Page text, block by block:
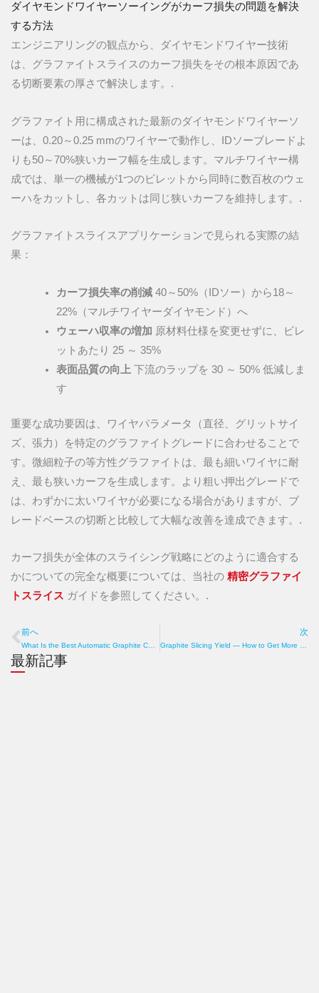
ダイヤモンドワイヤーソーイングがカーフ損失の問題を解決
する方法
エンジニアリングの観点から、ダイヤモンドワイヤー技術
は、グラファイトスライスのカーフ損失をその根本原因であ
る切断要素の厚さで解決します。.
グラファイト用に構成された最新のダイヤモンドワイヤーソ
ーは、0.20～0.25 mmのワイヤーで動作し、IDソーブレードよ
りも50～70%狭いカーフ幅を生成します。マルチワイヤー構
成では、単一の機械が1つのビレットから同時に数百枚のウェ
ーハをカットし、各カットは同じ狭いカーフを維持します。.
グラファイトスライスアプリケーションで見られる実際の結
果：
カーフ損失率の削減40～50%（IDソー）から18～
22%（マルチワイヤーダイヤモンド）へ
ウェーハ収率の増加 原材料仕様を変更せずに、ビレ
ットあたり 25 ～ 35%
表面品質の向上 下流のラップを 30 ～ 50% 低減しま
す
重要な成功要因は、ワイヤパラメータ（直径、グリットサイ
ズ、張力）を特定のグラファイトグレードに合わせることで
す。微細粒子の等方性グラファイトは、最も細いワイヤに耐
え、最も狭いカーフを生成します。より粗い押出グレードで
は、わずかに太いワイヤが必要になる場合がありますが、ブ
レードベースの切断と比較して大幅な改善を達成できます。.
カーフ損失が全体のスライシング戦略にどのように適合する
かについての完全な概要については、当社の 精密グラファイ
トスライス ガイドを参照してください。.
Prev
前へ 次
最新記事